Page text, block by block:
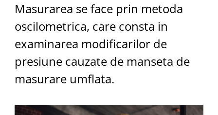
Masurarea se face prin metoda
oscilometrica, care consta in
examinarea modificarilor de
presiune cauzate de manseta de
masurare umflata.